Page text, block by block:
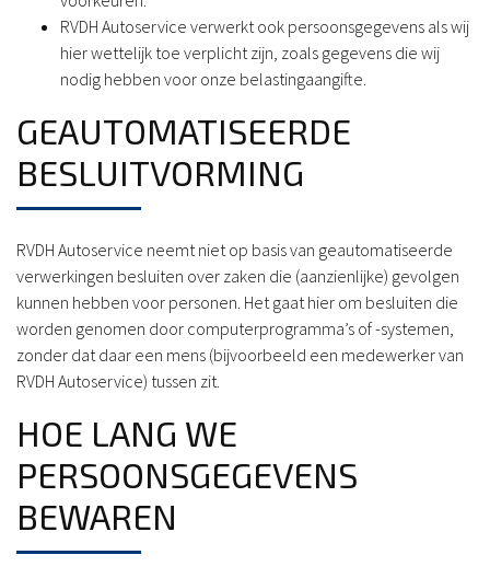
RVDH Autoservice verwerkt ook persoonsgegevens als wij
hier wettelijk toe verplicht zijn, zoals gegevens die wij
nodig hebben voor onze belastingaangifte.
GEAUTOMATISEERDE
BESLUITVORMING
RVDH Autoservice neemt niet op basis van geautomatiseerde
verwerkingen besluiten over zaken die (aanzienlijke) gevolgen
kunnen hebben voor personen. Het gaat hier om besluiten die
worden genomen door computerprogramma’s of -systemen,
zonder dat daar een mens (bijvoorbeeld een medewerker van
RVDH Autoservice) tussen zit.
HOE LANG WE
PERSOONSGEGEVENS
BEWAREN